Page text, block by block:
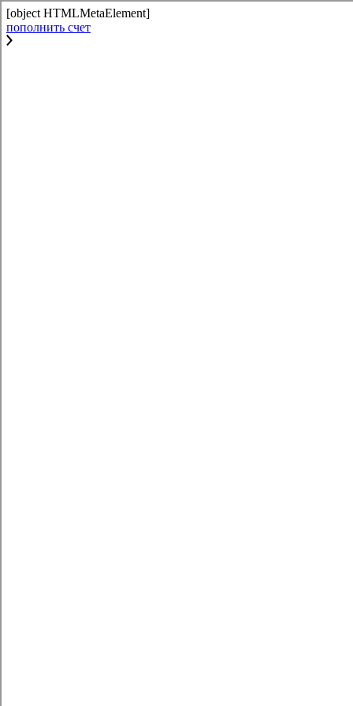
[object HTMLMetaElement]
пополнить счет